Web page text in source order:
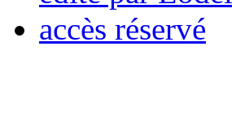
accès réservé